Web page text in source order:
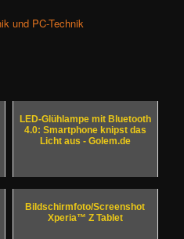
LED-Glühlampe mit Bluetooth
4.0: Smartphone knipst das
Licht aus - Golem.de
Bildschirmfoto/Screenshot
Xperia™ Z Tablet